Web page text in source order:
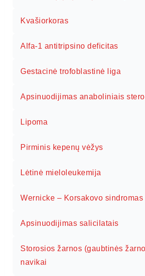
Kvašiorkoras
Alfa-1 antitripsino deficitas
Gestacinė trofoblastinė liga
Apsinuodijimas anaboliniais
Lipoma
Pirminis kepenų vėžys
Lėtinė mieloleukemija
Wernicke – Korsakovo sindromas
Apsinuodijimas salicilatais
Storosios žarnos (gaubtinės
navikai